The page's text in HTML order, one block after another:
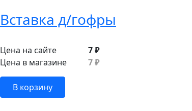
Вставка д/гофры
Цена на сайте
7 ₽
Цена в магазине
7 ₽
В корзину